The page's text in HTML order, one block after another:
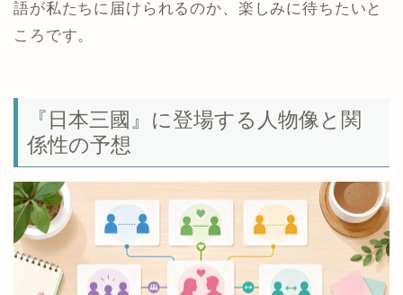
語が私たちに届けられるのか、楽しみに待ちたいと
ころです。
『日本三國』に登場する人物像と関
係性の予想